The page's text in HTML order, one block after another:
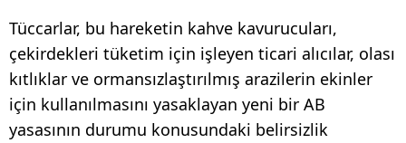
Tüccarlar, bu hareketin kahve kavurucuları,
çekirdekleri tüketim için işleyen ticari alıcılar, olası
kıtlıklar ve ormansızlaştırılmış arazilerin ekinler
için kullanılmasını yasaklayan yeni bir AB
yasasının durumu konusundaki belirsizlik